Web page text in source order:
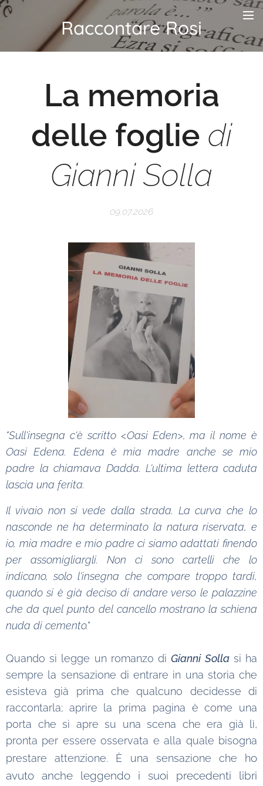
Raccontare Rosi
La memoria
delle foglie di
GianniSolla
09.07.2026
"Sull'insegna c'è scritto <Oasi Eden>, ma il nome è
Oasi Edena. Edena è mia madre anche se mio
padre la chiamava Dadda. L'ultima lettera caduta
lascia una ferita.
Il vivaio non si vede dalla strada. La curva che lo
nasconde ne ha determinato la natura riservata, e
io, mia madre e mio padre ci siamo adattati finendo
per assomigliargli. Non ci sono cartelli che lo
indicano, solo l'insegna che compare troppo tardi,
quando si è già deciso di andare verso le palazzine
che da quel punto del cancello mostrano la schiena
nuda di cemento."
Quando si legge un romanzo diGianni Sollasi ha
sempre la sensazione di entrare in una storia che
esisteva già prima che qualcuno decidesse di
raccontarla; aprire la prima pagina è come una
porta che si apre su una scena che era già lì,
pronta per essere osservata e alla quale bisogna
prestare attenzione. È una sensazione che ho
avuto anche leggendo i suoi precedenti libri